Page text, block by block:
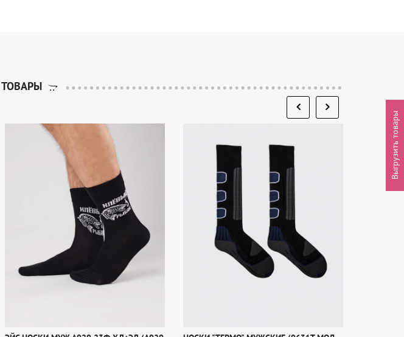
Выгрузить товары